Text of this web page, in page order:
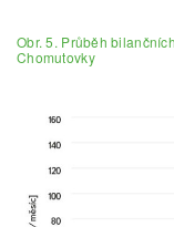
Obr. 5. Průběh
Chomutovky